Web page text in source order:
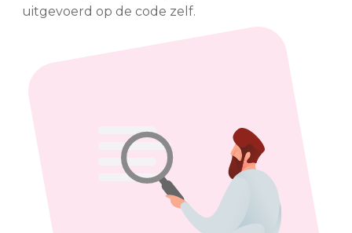
uitgevoerd op de code zelf.